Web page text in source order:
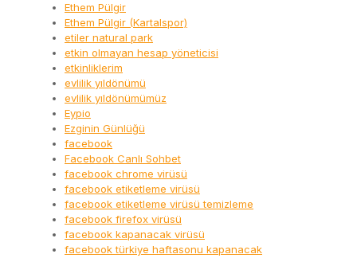
Ethem Pülgir
Ethem Pülgir (Kartalspor)
etiler natural park
etkin olmayan hesap yöneticisi
etkinliklerim
evlilik yıldönümü
evlilik yıldönümümüz
Eypio
Ezginin Günlüğü
facebook
Facebook Canlı Sohbet
facebook chrome virüsü
facebook etiketleme virüsü
facebook etiketleme virüsü temizleme
facebook firefox virüsü
facebook kapanacak virüsü
facebook türkiye haftasonu kapanacak